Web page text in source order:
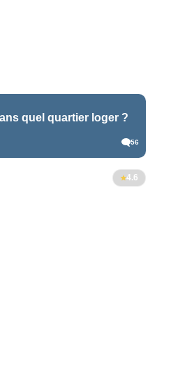
quel quartier loger ?
56
4.6